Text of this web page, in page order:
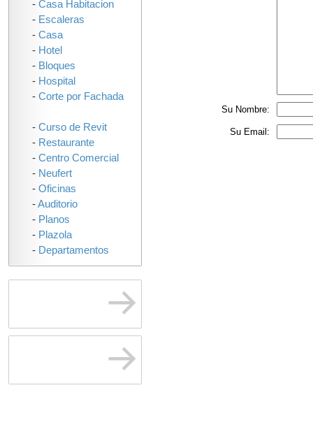
Su Nombre:
Su Email:
- Casa Habitacion
- Escaleras
- Casa
- Hotel
- Bloques
- Hospital
- Corte por Fachada
- Curso de Revit
- Restaurante
- Centro Comercial
- Neufert
- Oficinas
-Auditorio
- Planos
- Plazola
- Departamentos